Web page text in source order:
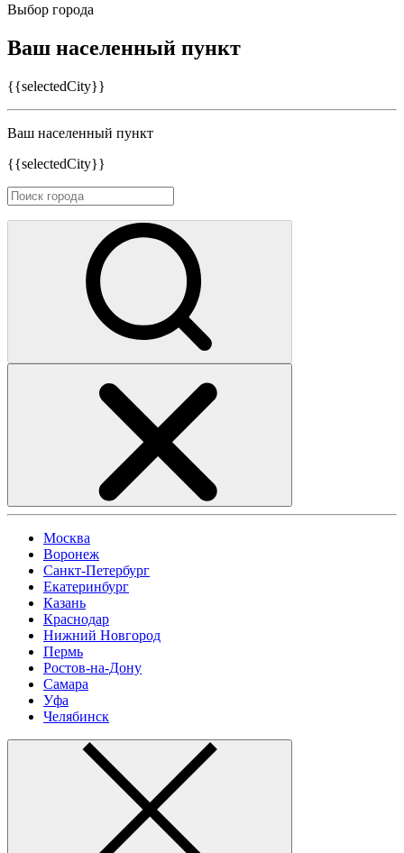
Выбор города
Ваш населенный пункт
{{selectedCity}}
Ваш населенный пункт
{{selectedCity}}
Москва
Воронеж
Санкт-Петербург
Екатеринбург
Казань
Краснодар
Нижний Новгород
Пермь
Ростов-на-Дону
Самара
Уфа
Челябинск